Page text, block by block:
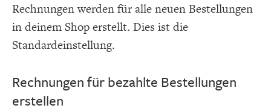
Rechnungen werden für alle neuen Bestellungen
in deinem Shop erstellt. Dies ist die
Standardeinstellung.
Rechnungen für bezahlte Bestellungen
erstellen